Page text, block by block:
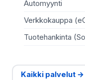
Automyynti
Verkkokauppa
Tuotehankinta
Kaikki palvelut →